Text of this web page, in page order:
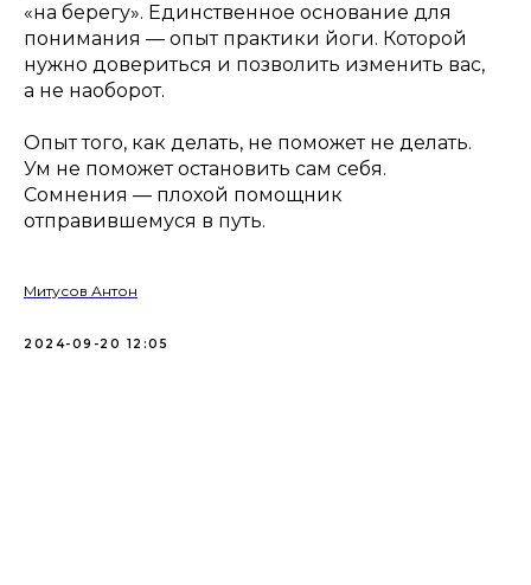
«на берегу». Единственное основание для
понимания — опыт практики йоги. Которой
нужно довериться и позволить изменить вас,
а не наоборот.
Опыт того, как делать, не поможет не делать.
Ум не поможет остановить сам себя.
Сомнения — плохой помощник
отправившемуся в путь.
Митусов Антон
2024-09-20 12:05